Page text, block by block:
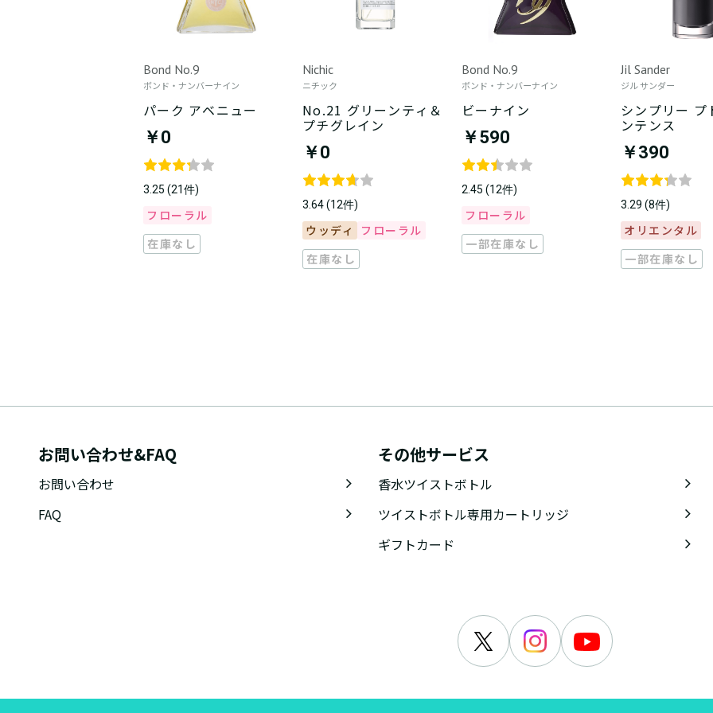
Bond No.9
ボンド・ナンバーナイン
パーク アベニュー
￥0
3.25 (21件)
フローラル
在庫なし
Nichic
ニチック
No.21 グリーンティ＆
プチグレイン
￥0
3.64 (12件)
ウッディ
フローラル
在庫なし
Bond No.9
ボンド・ナンバーナイン
ビーナイン
￥590
2.45 (12件)
フローラル
一部在庫なし
Jil Sander
ジル サンダー
シンプリー プ
ンテンス
￥390
3.29 (8件)
オリエンタル
一部在庫なし
お問い合わせ&FAQ
お問い合わせ
FAQ
その他サービス
香水ツイストボトル
ツイストボトル専用カートリッジ
ギフトカード